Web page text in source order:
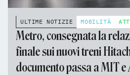
ULTIME NOTIZIE MOBILITÀ
Metro, consegnata la
finale sui nuovi treni
documento passa a MIT e